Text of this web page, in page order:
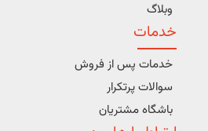
وبلاگ
خدمات
خدمات پس از فروش
سوالات پرتکرار
باشگاه مشتریان